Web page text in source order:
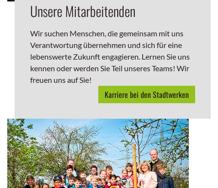
Unsere Mitarbeitenden
Wir suchen Menschen, die gemeinsam mit uns
Verantwortung übernehmen und sich für eine
lebenswerte Zukunft engagieren. Lernen Sie uns
kennen oder werden Sie Teil unseres Teams! Wir
freuen uns auf Sie!
Karriere bei den Stadtwerken